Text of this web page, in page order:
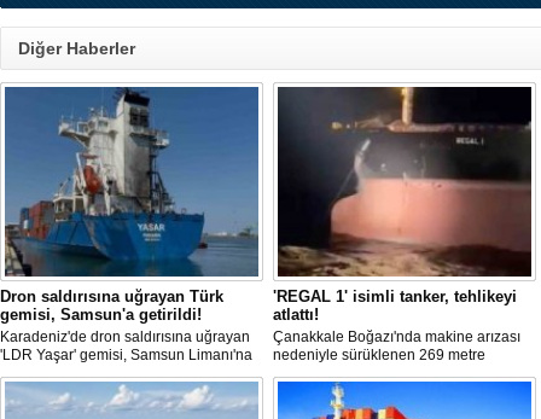
Diğer Haberler
Dron saldırısına uğrayan Türk
gemisi, Samsun'a getirildi!
Karadeniz'de dron saldırısına uğrayan
'LDR Yaşar' gemisi, Samsun Limanı'na
güvenli bir şekilde ulaştı. Saldırıda can
kaybı yaşanmadı, ancak büyük çapta
maddi hasar oluştu.
'REGAL 1' isimli tanker, tehlikeyi
atlattı!
Çanakkale Boğazı'nda makine arızası
nedeniyle sürüklenen 269 metre
uzunluğundaki 'REGAL 1' isimli tanker,
römorkörler yardımıyla Şevketiye Demir
Sahası'na çekilerek kurtarıldı.